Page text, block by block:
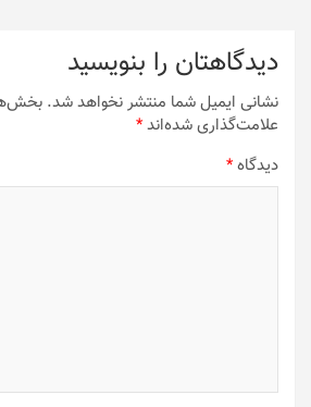
دیدگاهتان را بنویسید
نشانی ایمیل شما منتشر نخواهد شد.
علامت‌گذاری شده‌اند*
دیدگاه*